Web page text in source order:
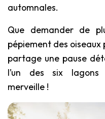
automnales.
Que demander de
pépiement des
partage une pause
l’un des six lagons
merveille !